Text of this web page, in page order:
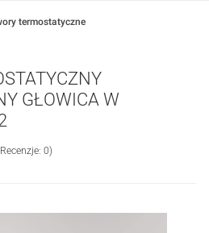
termostatyczne
GŁOWICA W
0)